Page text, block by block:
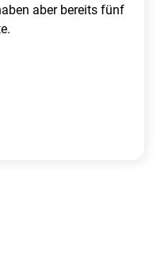
aber bereits fünf